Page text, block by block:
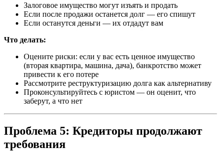
Залоговое имущество могут изъять и продать
Если после продажи останется долг — его спишут
Если останутся деньги — их отдадут вам
Что делать:
Оцените риски: если у вас есть ценное имущество
(вторая квартира, машина, дача), банкротство может
привести к его потере
Рассмотрите реструктуризацию долга как альтернативу
Проконсультируйтесь с юристом — он оценит, что
заберут, а что нет
Проблема 5: Кредиторы продолжают
требования